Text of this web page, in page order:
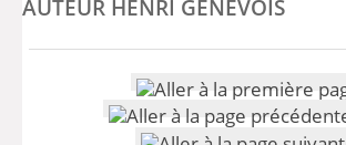
AUTEUR HENRI GENEVOIS